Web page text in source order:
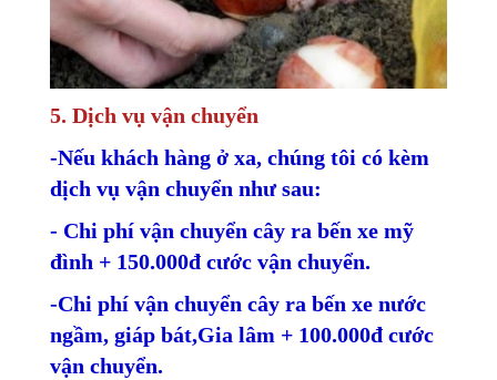
5. Dịch vụ vận chuyển
-Nếu khách hàng ở xa, chúng tôi có kèm
dịch vụ vận chuyển như sau:
- Chi phí vận chuyển cây ra bến xe mỹ
đình + 150.000đ cước vận chuyển.
-Chi phí vận chuyển cây ra bến xe nước
ngầm, giáp bát,Gia lâm + 100.000đ cước
vận chuyển.